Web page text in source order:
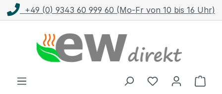
Zum Hauptinhalt springen
10 bis 16 Uhr) Kostenloser Versand mit